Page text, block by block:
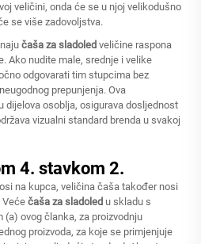
veličini, onda će se u njoj velikodušno
se više zadovoljstva.
čaša za sladoled veličine raspona
Ako nudite male, srednje i velike
odgovarati tim stupcima bez
prepunjenja. Ova
dijelova osoblja, osigurava dosljednost
vizualni standard brenda u svakoj
4. stavkom 2.
na kupca, veličina čaša također nosi
Veće čaša za sladoled u skladu s
ovog članka, za proizvodnju
proizvoda, za koje se primjenjuje